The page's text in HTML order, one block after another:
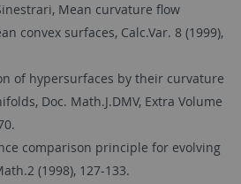
Mean curvature flow
convex surfaces, Calc.Var. 8 (1999),
of hypersurfaces by their curvature
Doc. Math.J.DMV, Extra Volume
comparison principle for evolving
(1998), 127-133.